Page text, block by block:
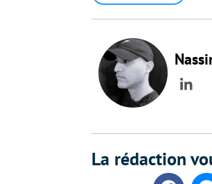
La rédaction